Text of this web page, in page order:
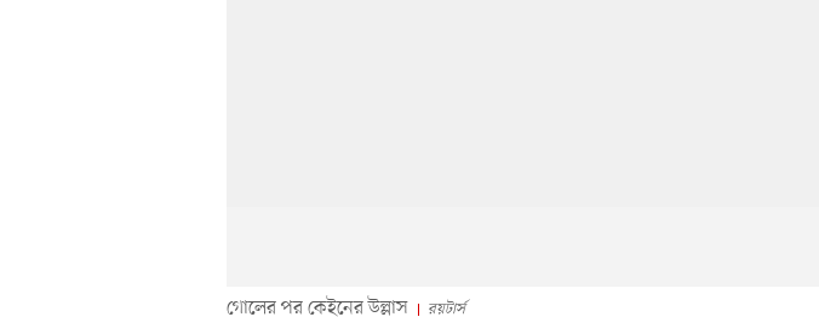
গোলের পর কেইনের উল্লাস রয়টার্স